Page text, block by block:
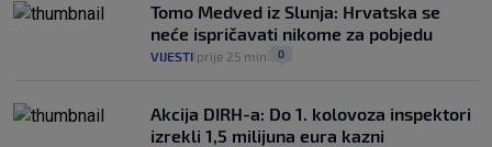
Tomo Medved iz Slunja: Hrvatska se
neće ispričavati nikome za pobjedu
VIJESTI prije 25 min 0
Akcija DIRH-a: Do 1. kolovoza inspektori
izrekli 1,5 milijuna eura kazni